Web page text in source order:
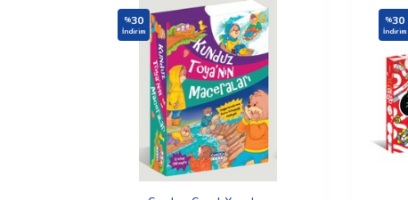
%30
İndirim
%30
İndirim